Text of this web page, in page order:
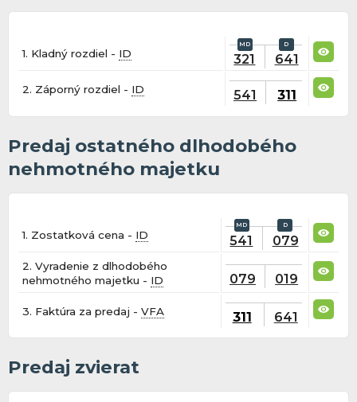
1. Kladný rozdiel - ID 321 641
2. Záporný rozdiel - ID 541 311
Predaj ostatného dlhodobého
nehmotného majetku
1. Zostatková cena - ID 541 079
2. Vyradenie z dlhodobého
nehmotného majetku - ID 079 019
3. Faktúra za predaj -VFA 311 641
Predaj zvierat